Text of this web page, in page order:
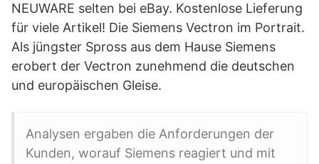
NEUWARE selten bei eBay. Kostenlose Lieferung
für viele Artikel! Die Siemens Vectron im Portrait.
Als jüngster Spross aus dem Hause Siemens
erobert der Vectron zunehmend die deutschen
und europäischen Gleise.
Analysen ergaben die Anforderungen der
Kunden, worauf Siemens reagiert und mit